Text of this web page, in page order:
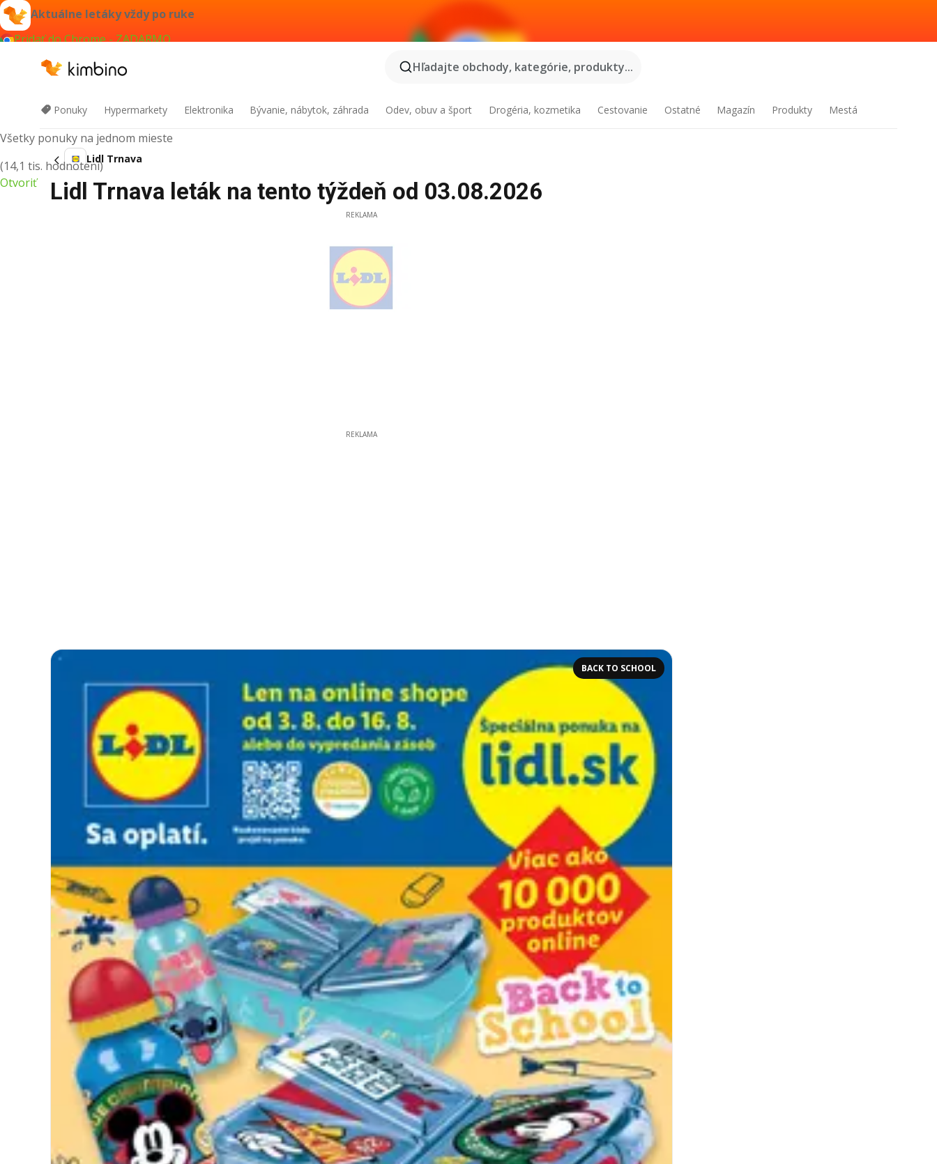
Aktuálne letáky vždy po ruke
Pridať do Chrome - ZADARMO
Kimbino
Všetky ponuky na jednom mieste
(14,1 tis. hodnotení)
Otvoriť
Hľadajte obchody, kategórie, produkty...
Ponuky Hypermarkety Elektronika Bývanie, nábytok, záhrada Odev, obuv a šport Drogéria, kozmetika Cestovanie Ostatné Magazín Produkty Mestá
Lidl Trnava
Lidl Trnava leták na tento týždeň od 03.08.2026
REKLAMA
REKLAMA
BACK TO SCHOOL